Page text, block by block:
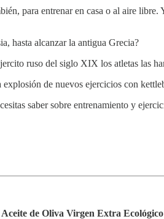
para entrenar en casa o al aire
hasta alcanzar la antigua Grecia?
ruso del siglo XIX los atletas las
explosión de nuevos ejercicios con
saber sobre entrenamiento y
Aceite de Oliva Virgen Extra